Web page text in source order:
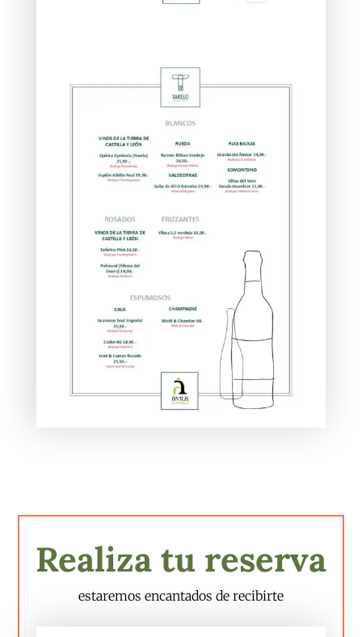
Realiza tu reserva
estaremos encantados de recibirte